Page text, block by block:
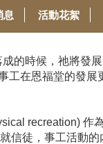
息 活動花絮
的時候，祂將發
工在恩福堂的發
recreation) 作
信徒，事工活動